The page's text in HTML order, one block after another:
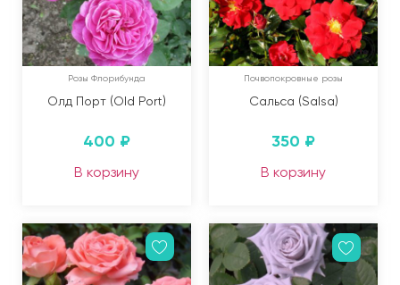
Розы Флорибунда
Олд Порт (Old Port)
400 ₽
В корзину
Почвопокровные розы
Сальса (Salsa)
350 ₽
В корзину